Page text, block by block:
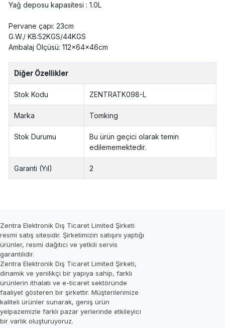
Yağ deposu kapasitesi : 1.0L
Pervane çapı: 23cm
G.W./ KB:52KGS/44KGS
Ambalaj Ölçüsü: 112x64x46cm
Diğer Özellikler
Stok Kodu ZENTRATK098-L
Marka Tomking
Stok Durumu
Bu ürün geçici olarak temin
edilememektedir.
Garanti (Yıl) 2
Zentra Elektronik Dış Ticaret Limited Şirketi
resmi satış sitesidir. Şirketimizin satışını yaptığı
ürünler, resmi dağıtıcı ve yetkili servis
garantilidir.
Zentra Elektronik Dış Ticaret Limited Şirketi,
dinamik ve yenilikçi bir yapıya sahip, farklı
ürünlerin ithalatı ve e-ticaret sektöründe
faaliyet gösteren bir şirkettir. Müşterilerimize
kaliteli ürünler sunarak, geniş ürün
yelpazemizle farklı pazar yerlerinde etkileyici
bir varlık oluşturuyoruz.